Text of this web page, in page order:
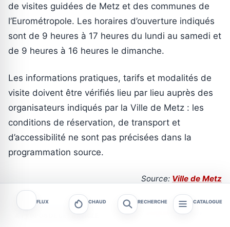
de visites guidées de Metz et des communes de
l’Eurométropole. Les horaires d’ouverture indiqués
sont de 9 heures à 17 heures du lundi au samedi et
de 9 heures à 16 heures le dimanche.
Les informations pratiques, tarifs et modalités de
visite doivent être vérifiés lieu par lieu auprès des
organisateurs indiqués par la Ville de Metz : les
conditions de réservation, de transport et
d’accessibilité ne sont pas précisées dans la
programmation source.
Source: Ville de Metz
CONTEXTE ET ACTIONS
A PROPOS DE CET ARTICLE PARTAGER
FLUX CHAUD RECHERCHE CATALOGUE